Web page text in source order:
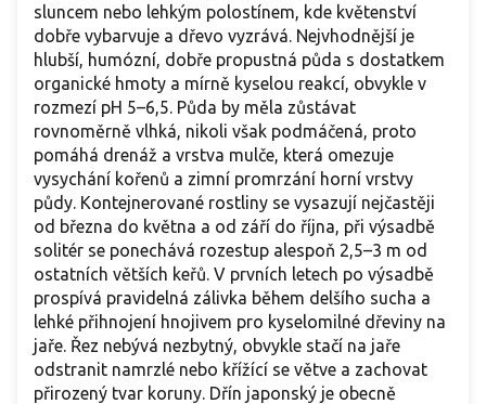
sluncem nebo lehkým polostínem, kde květenství
dobře vybarvuje a dřevo vyzrává. Nejvhodnější je
hlubší, humózní, dobře propustná půda s dostatkem
organické hmoty a mírně kyselou reakcí, obvykle v
rozmezí pH 5–6,5. Půda by měla zůstávat
rovnoměrně vlhká, nikoli však podmáčená, proto
pomáhá drenáž a vrstva mulče, která omezuje
vysychání kořenů a zimní promrzání horní vrstvy
půdy. Kontejnerované rostliny se vysazují nejčastěji
od března do května a od září do října, při výsadbě
solitér se ponechává rozestup alespoň 2,5–3 m od
ostatních větších keřů. V prvních letech po výsadbě
prospívá pravidelná zálivka během delšího sucha a
lehké přihnojení hnojivem pro kyselomilné dřeviny na
jaře. Řez nebývá nezbytný, obvykle stačí na jaře
odstranit namrzlé nebo křížící se větve a zachovat
přirozený tvar koruny. Dřín japonský je obecně